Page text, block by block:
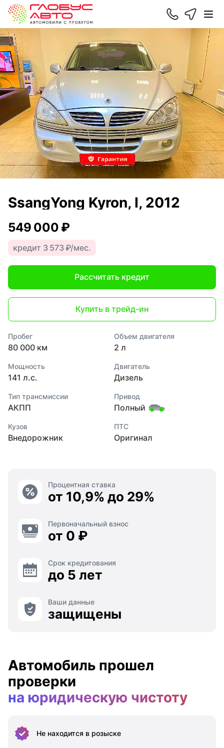
SsangYong Kyron, I, 2012
549 000 ₽
кредит 3 573 ₽/мес.
Рассчитать кредит
Купить в трейд-ин
Пробег
80 000 км
Объем двигателя
2 л
Мощность
141 л.с.
Двигатель
Дизель
Тип трансмиссии
АКПП
Привод
Полный
Кузов
Внедорожник
ПТС
Оригинал
Процентная ставка
от 10,9% до 29%
Первоначальный взнос
от 0 ₽
Срок кредитования
до 5 лет
Ваши данные
защищены
Автомобиль прошел
проверки
на юридическую чистоту
Не находится в розыске